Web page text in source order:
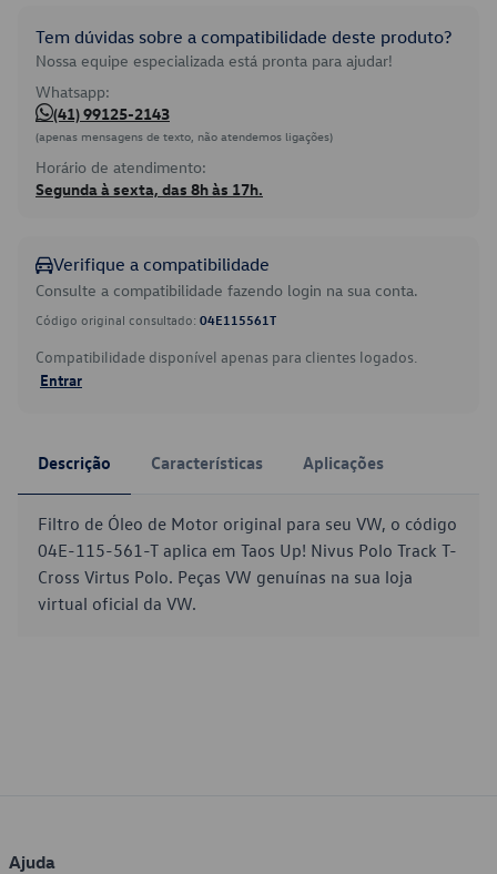
Tem dúvidas sobre a compatibilidade deste produto?
Nossa equipe especializada está pronta para ajudar!
Whatsapp:
(41) 99125-2143
(apenas mensagens de texto, não atendemos ligações)
Horário de atendimento:
Segunda à sexta, das 8h às 17h.
Verifique a compatibilidade
Consulte a compatibilidade fazendo login na sua conta.
Código original consultado: 04E115561T
Compatibilidade disponível apenas para clientes logados.
Entrar
Descrição Características Aplicações
Filtro de Óleo de Motor original para seu VW, o código
04E-115-561-T aplica em Taos Up! Nivus Polo Track T-
Cross Virtus Polo. Peças VW genuínas na sua loja
virtual oficial da VW.
Ajuda